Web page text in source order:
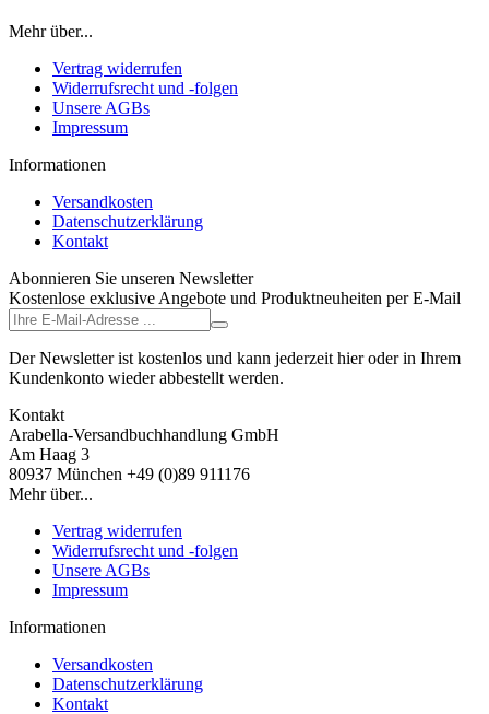
Mehr über...
Vertrag widerrufen
Widerrufsrecht und -folgen
Unsere AGBs
Impressum
Informationen
Versandkosten
Datenschutzerklärung
Kontakt
Abonnieren Sie unseren Newsletter
Kostenlose exklusive Angebote und Produktneuheiten per E-Mail
Der Newsletter ist kostenlos und kann jederzeit hier oder in Ihrem
Kundenkonto wieder abbestellt werden.
Kontakt
Arabella-Versandbuchhandlung GmbH
Am Haag 3
80937 München +49 (0)89 911176
Mehr über...
Vertrag widerrufen
Widerrufsrecht und -folgen
Unsere AGBs
Impressum
Informationen
Versandkosten
Datenschutzerklärung
Kontakt